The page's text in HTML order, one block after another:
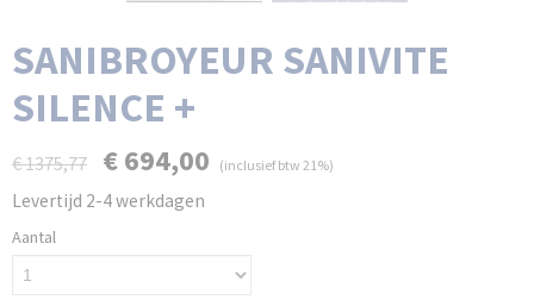
SANIBROYEUR SANIVITE
SILENCE +
€ 1375,77 € 694,00 (inclusief btw 21%)
Levertijd 2-4 werkdagen
Aantal